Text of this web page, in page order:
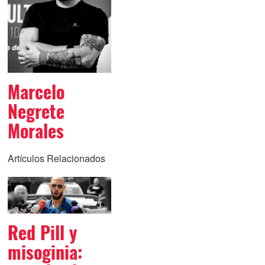
Marcelo
Negrete
Morales
Artículos Relacionados
Red Pill y
misoginia: